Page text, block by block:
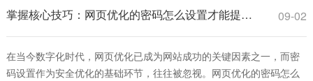
期、可持续的流量；而网络推广则是一个更广泛的术语，涵盖多种付
费和免费手段，如社交媒体广告、电
掌握核心技巧：网页优化的密码怎么设置才能提升安全与排名 09-02
在当今数字化时代，网页优化已成为网站成功的关键因素之一，而密
码设置作为安全优化的基础环节，往往被忽视。网页优化的密码怎么